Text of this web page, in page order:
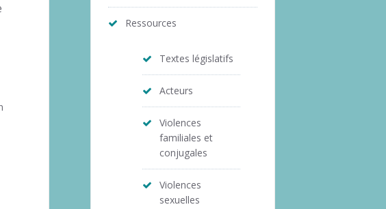
Ressources
Textes législatifs
Acteurs
Violences
familiales et
conjugales
Violences
sexuelles